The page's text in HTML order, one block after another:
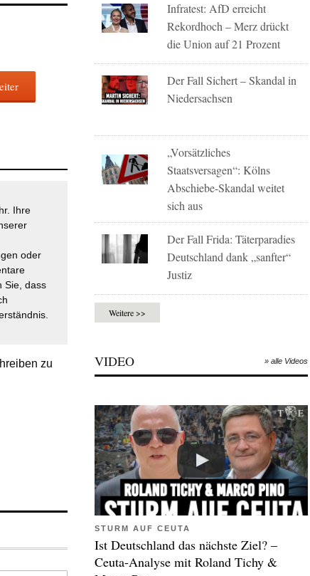
Ihre
oder
Sie, dass
zu
Infratest: AfD erreicht
Rekordhoch – Merz drückt
die Union auf 21 Prozent
Der Fall Sichert – Skandal in
Niedersachsen
„Vorsätzliches
Staatsversagen“: Kölns
Abschiebe-Skandal weitet
sich aus
Der Fall Frida: Täterparadies
Deutschland dank „sanfter“
Justiz
Weitere >>
VIDEO » alle Videos
STURM AUF CEUTA
Ist Deutschland das nächste Ziel? –
Ceuta-Analyse mit Roland Tichy &